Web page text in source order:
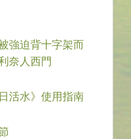
強迫背十字架而
奈人西門
活水》使用指南